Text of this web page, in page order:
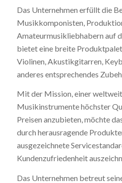
Das Unternehmen erfüllt die
Musikkomponisten,
Amateurmusikliebhabern auf
bietet eine breite
Violinen, Akustikgitarren,
anderes entsprechendes
Mit der Mission, einer
Musikinstrumente höchster
Preisen anzubieten, möchte
durch herausragende
ausgezeichnete
Kundenzufriedenheit
Das Unternehmen betreut